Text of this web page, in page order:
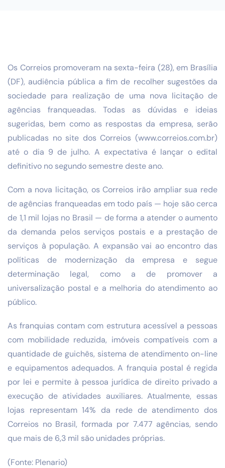
Os Correios promoveram na sexta-feira (28), em Brasília
(DF), audiência pública a fim de recolher sugestões da
sociedade para realização de uma nova licitação de
agências franqueadas. Todas as dúvidas e ideias
sugeridas, bem como as respostas da empresa, serão
publicadas no site dos Correios (www.correios.com.br)
até o dia 9 de julho. A expectativa é lançar o edital
definitivo no segundo semestre deste ano.
Com a nova licitação, os Correios irão ampliar sua rede
de agências franqueadas em todo país — hoje são cerca
de 1,1 mil lojas no Brasil — de forma a atender o aumento
da demanda pelos serviços postais e a prestação de
serviços à população. A expansão vai ao encontro das
políticas de modernização da empresa e segue
determinação legal, como a de promover a
universalização postal e a melhoria do atendimento ao
público.
As franquias contam com estrutura acessível a pessoas
com mobilidade reduzida, imóveis compatíveis com a
quantidade de guichês, sistema de atendimento on-line
e equipamentos adequados. A franquia postal é regida
por lei e permite à pessoa jurídica de direito privado a
execução de atividades auxiliares. Atualmente, essas
lojas representam 14% da rede de atendimento dos
Correios no Brasil, formada por 7.477 agências, sendo
que mais de 6,3 mil são unidades próprias.
(Fonte: Plenario)